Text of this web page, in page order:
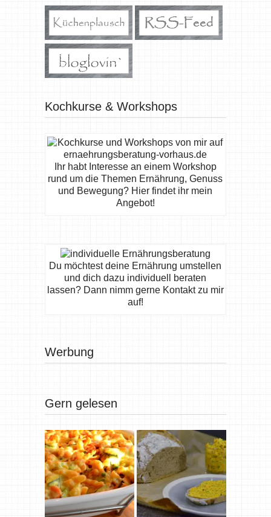
Kochkurse & Workshops
Ihr habt Interesse an einem Workshop
rund um die Themen Ernährung, Genuss
und Bewegung? Hier findet ihr mein
Angebot!
Du möchtest deine Ernährung umstellen
und dich dazu individuell beraten
lassen? Dann nimm gerne Kontakt zu mir
auf!
Werbung
Gern gelesen